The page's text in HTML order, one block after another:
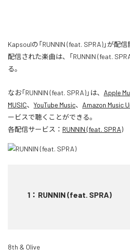
Kapsoulの「RUNNIN (feat. SPRA)」が配
配信された楽曲は、「RUNNIN (feat.
る。
なお「RUNNIN (feat. SPRA)」は、 Apple
MUSIC、 YouTube Music、 Amazon Music
ービスで聴くことができる。
各配信サービス： RUNNIN (feat. SPRA)
1 ： RUNNIN (feat. SPRA)
8th & Olive